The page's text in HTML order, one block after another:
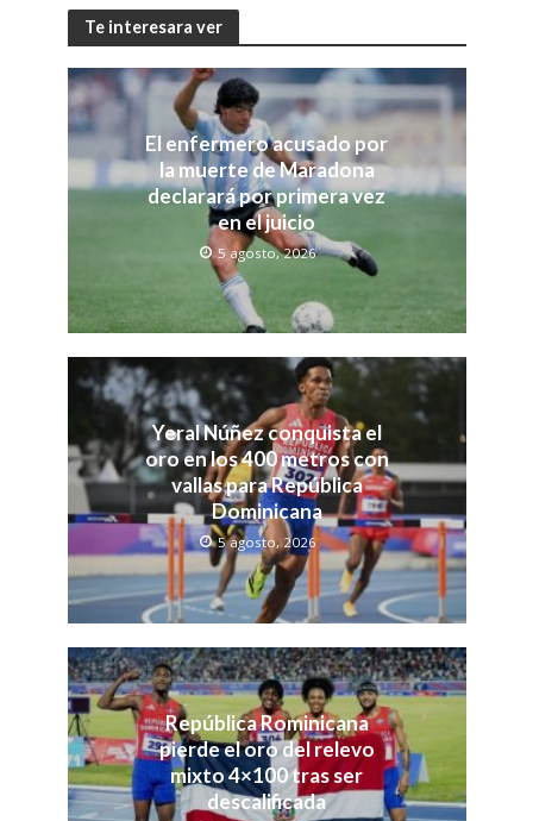
Te interesara ver
El enfermero acusado por
la muerte de Maradona
declarará por primera vez
en el juicio
5 agosto, 2026
Yeral Núñez conquista el
oro en los 400 metros con
vallas para República
Dominicana
5 agosto, 2026
República Rominicana
pierde el oro del relevo
mixto 4×100 tras ser
descalificada